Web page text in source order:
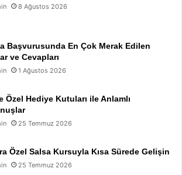
8 Ağustos 2026
Başvurusunda En Çok Merak Edilen
ve Cevapları
1 Ağustos 2026
Özel Hediye Kutuları ile Anlamlı
25 Temmuz 2026
Özel Salsa Kursuyla Kısa Sürede Gelişin
25 Temmuz 2026